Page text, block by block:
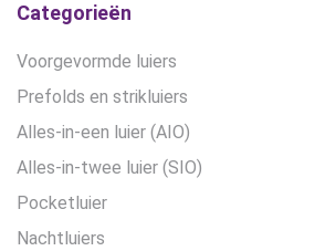
Categorieën
Voorgevormde luiers
Prefolds en strikluiers
Alles-in-een luier (AIO)
Alles-in-twee luier (SIO)
Pocketluier
Nachtluiers